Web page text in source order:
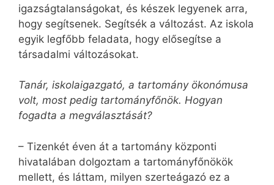
igazságtalanságokat, és készek legyenek arra,
hogy segítsenek. Segítsék a változást. Az iskola
egyik legfőbb feladata, hogy elősegítse a
társadalmi változásokat.
Tanár, iskolaigazgató, a tartomány ökonómusa
volt, most pedig tartományfőnök. Hogyan
fogadta a megválasztását?
– Tizenkét éven át a tartomány központi
hivatalában dolgoztam a tartományfőnökök
mellett, és láttam, milyen szerteágazó ez a